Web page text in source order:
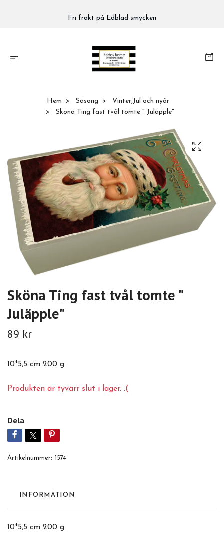
Fri frakt på Edblad smycken
Hem Säsong
Vinter,Jul och nyår
Sköna Ting fast tvål tomte " Juläpple"
Sköna Ting fast tvål tomte "
Juläpple"
89 kr
10*5,5 cm 200 g
Produkten är tyvärr slut i lager. :(
Dela
Artikelnummer: 1574
INFORMATION
10*5,5 cm 200 g